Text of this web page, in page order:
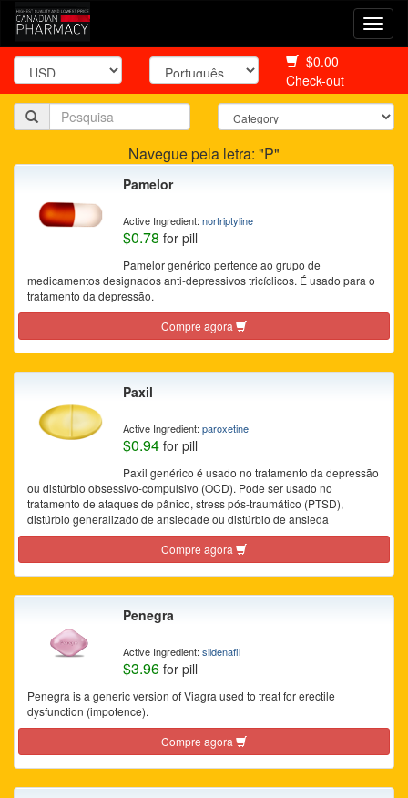
$0.00
Check-out
Navegue pela letra: "P"
Pamelor
Active Ingredient: nortriptyline
$0.78 for pill
Pamelor genérico pertence ao grupo de
medicamentos designados anti-depressivos tricíclicos. É usado para o
tratamento da depressão.
Compre agora
Paxil
Active Ingredient: paroxetine
$0.94 for pill
Paxil genérico é usado no tratamento da depressão
ou distúrbio obsessivo-compulsivo (OCD). Pode ser usado no
tratamento de ataques de pânico, stress pós-traumático (PTSD),
distúrbio generalizado de ansiedade ou distúrbio de ansieda
Compre agora
Penegra
Active Ingredient: sildenafil
$3.96 for pill
Penegra is a generic version of Viagra used to treat for erectile
dysfunction (impotence).
Compre agora